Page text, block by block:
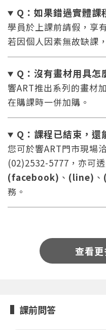
或
您將收到一封Email
系統偵測到您
點擊下方「確定」將
Q：如果錯過實體課
學員於上課前請假，享
若因個人因素無故缺課
Q：沒有畫材用具怎
響ART推出系列的畫材
在購課時一併加購。
Q：課程已結束，還
您可於響ART門市現場
(02)2532-5777，亦可
(facebook) 、 (line) 、
務。
查看
課前問答